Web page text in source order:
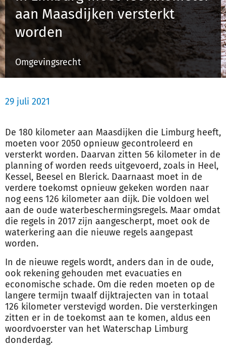
Inloggen
Registreren
aan Maasdijken versterkt
worden
Omgevingsrecht
29 juli 2021
De 180 kilometer aan Maasdijken die Limburg heeft,
moeten voor 2050 opnieuw gecontroleerd en
versterkt worden. Daarvan zitten 56 kilometer in de
planning of worden reeds uitgevoerd, zoals in Heel,
Kessel, Beesel en Blerick. Daarnaast moet in de
verdere toekomst opnieuw gekeken worden naar
nog eens 126 kilometer aan dijk. Die voldoen wel
aan de oude waterbeschermingsregels. Maar omdat
die regels in 2017 zijn aangescherpt, moet ook de
waterkering aan die nieuwe regels aangepast
worden.
In de nieuwe regels wordt, anders dan in de oude,
ook rekening gehouden met evacuaties en
economische schade. Om die reden moeten op de
langere termijn twaalf dijktrajecten van in totaal
126 kilometer verstevigd worden. Die versterkingen
zitten er in de toekomst aan te komen, aldus een
woordvoerster van het Waterschap Limburg
donderdag.